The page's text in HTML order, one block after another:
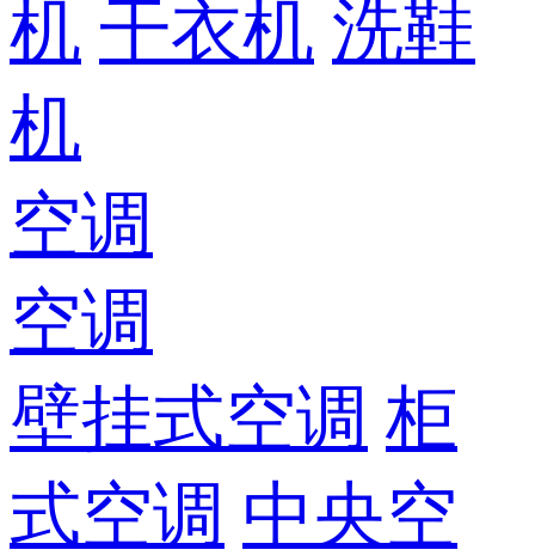
机 干衣机 洗鞋
机
空调
空调
壁挂式空调 柜
式空调 中央空